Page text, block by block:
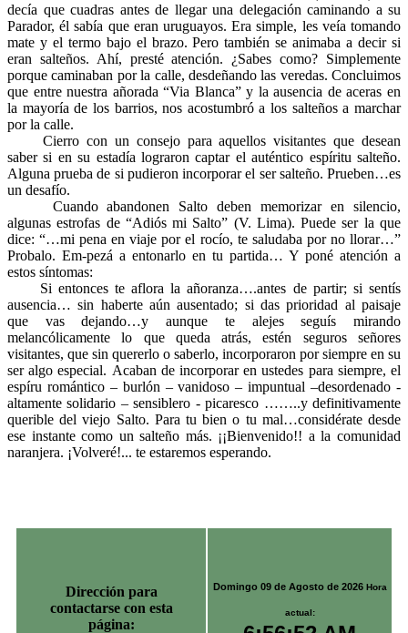
decía que cuadras antes de llegar una delegación caminando a su
Parador, él sabía que eran uruguayos. Era simple, les veía tomando
mate y el termo bajo el brazo. Pero también se animaba a decir si
eran salteños. Ahí, presté atención. ¿Sabes como? Simplemente
porque caminaban por la calle, desdeñando las veredas. Concluimos
que entre nuestra añorada “Via Blanca” y la ausencia de aceras en
la mayoría de los barrios, nos acostumbró a los salteños a marchar
por la calle.
Cierro con un consejo para aquellos visitantes que desean
saber si en su estadía lograron captar el auténtico espíritu salteño.
Alguna prueba de si pudieron incorporar el ser salteño. Prueben…es
un desafío.
Cuando abandonen Salto deben memorizar en silencio,
algunas estrofas de “Adiós mi Salto” (V. Lima). Puede ser la que
dice: “…mi pena en viaje por el rocío, te saludaba por no llorar…”
Probalo. Em-pezá a entonarlo en tu partida… Y poné atención a
estos síntomas:
Si entonces te aflora la añoranza….antes de partir; si sentís
ausencia… sin haberte aún ausentado; si das prioridad al paisaje
que vas dejando…y aunque te alejes seguís mirando
melancólicamente lo que queda atrás, estén seguros señores
visitantes, que sin quererlo o saberlo, incorporaron por siempre en su
ser algo especial. Acaban de incorporar en ustedes para siempre, el
espíru romántico – burlón – vanidoso – impuntual –desordenado -
altamente solidario – sensiblero - picaresco ……..y definitivamente
querible del viejo Salto. Para tu bien o tu mal…considérate desde
ese instante como un salteño más. ¡¡Bienvenido!! a la comunidad
naranjera. ¡Volveré!... te estaremos esperando.
Dirección para
contactarse con esta
página:
Domingo 09 de Agosto de 2026 Hora
actual: